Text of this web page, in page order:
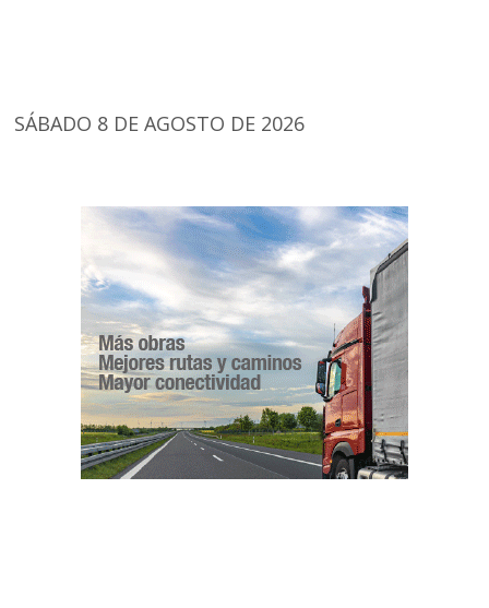
SÁBADO 8 DE AGOSTO DE 2026